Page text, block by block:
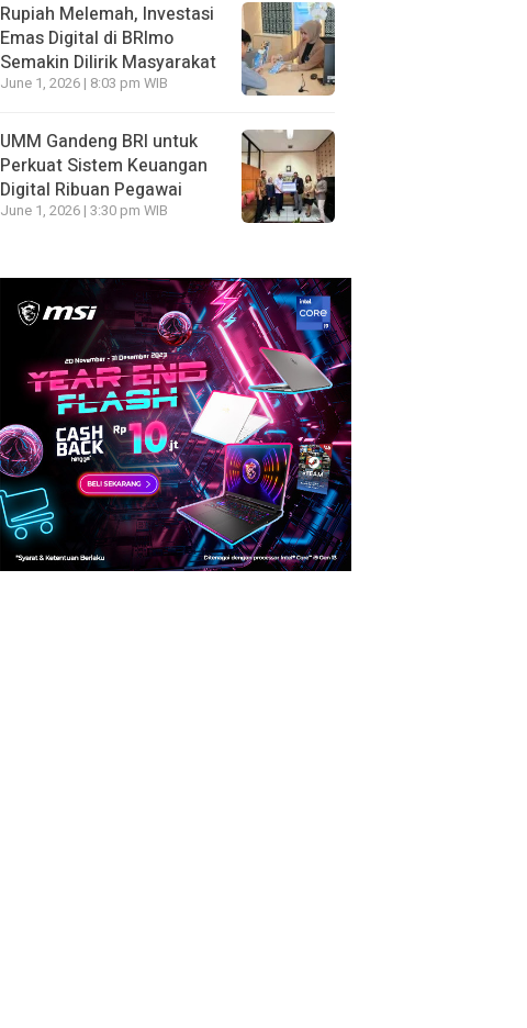
Rupiah Melemah, Investasi
Emas Digital di BRImo
Semakin Dilirik Masyarakat
June 1, 2026 | 8:03 pm WIB
UMM Gandeng BRI untuk
Perkuat Sistem Keuangan
Digital Ribuan Pegawai
June 1, 2026 | 3:30 pm WIB